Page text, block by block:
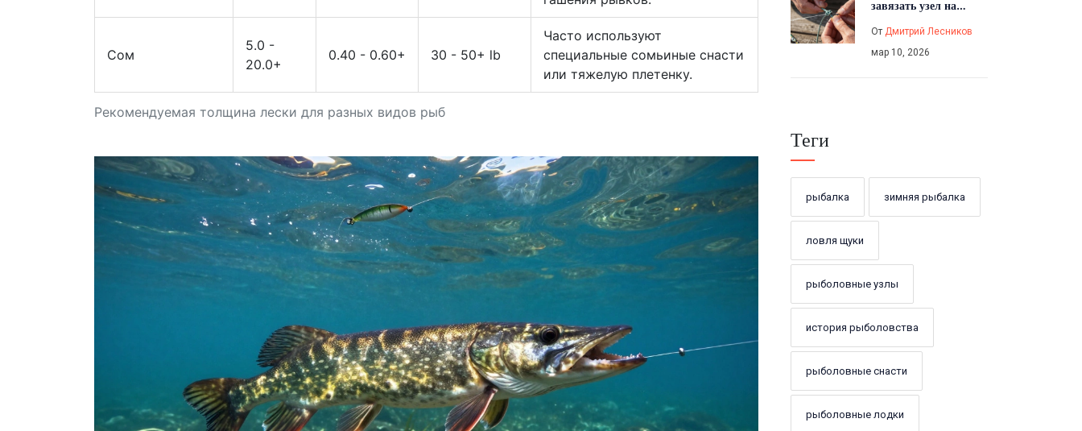
Рекомендуемая толщина лески для разных видов рыб
Сом
5.0 -
20.0+
0.40 - 0.60+ 30 - 50+ lb
Часто используют
специальные сомьиные снасти
или тяжелую плетенку.
завязать узел на
способы и ошибки,
которые надо избегать
От Дмитрий Лесников
мар 10, 2026
Теги
рыбалка зимняя рыбалка
ловля щуки
рыболовные узлы
история рыболовства
рыболовные снасти
рыболовные лодки